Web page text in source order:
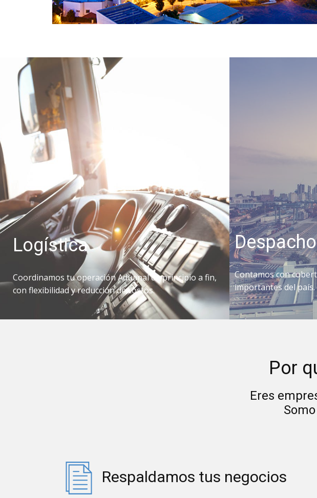
Logística
Coordinamos tu operación Aduanal de principio a fin,
con flexibilidad y reducción de costos.
Contamos con
importantes del país.
Por
Eres
Respaldamos tus negocios